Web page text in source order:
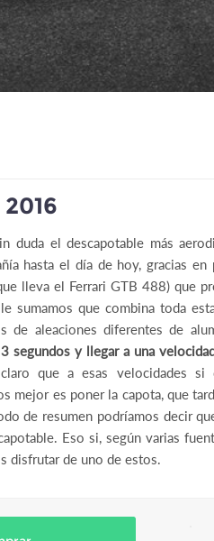
duda el descapotable más
hasta el día de hoy, gracias en
lleva el Ferrari GTB 488) que
sumamos que combina toda
aleaciones diferentes de
segundos y llegar a una
que a esas velocidades si
mejor es poner la capota, que
de resumen podríamos decir
Eso si, según varias
disfrutar de uno de estos.